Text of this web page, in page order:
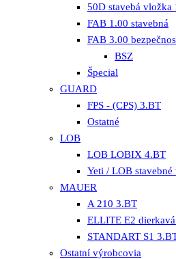
50D stavebá vložka
FAB 1.00 stavebná
FAB 3.00
BSZ
Špecial
GUARD
FPS - (CPS) 3.BT
Ostatné
LOB
LOB LOBIX 4.BT
Yeti / LOB
MAUER
A 210 3.BT
ELLITE E2
STANDART S1
Ostatní výrobcovia